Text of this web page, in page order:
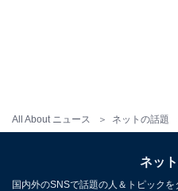
All About ニュース ネットの話題
ネッ
国内外のSNSで話題の人＆トピック